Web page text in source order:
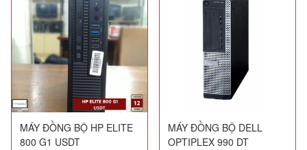
MÁY ĐỒNG BỘ HP ELITE
800 G1 USDT
MÁY ĐỒNG BỘ DELL
OPTIPLEX 990 DT